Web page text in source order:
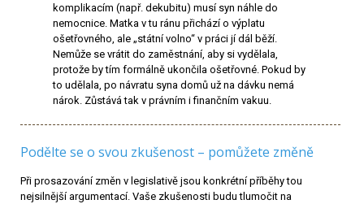
komplikacím (např. dekubitu) musí syn náhle do
nemocnice. Matka v tu ránu přichází o výplatu
ošetřovného, ale „státní volno“ v práci jí dál běží.
Nemůže se vrátit do zaměstnání, aby si vydělala,
protože by tím formálně ukončila ošetřovné. Pokud by
to udělala, po návratu syna domů už na dávku nemá
nárok. Zůstává tak v právním i finančním vakuu.
Podělte se o svou zkušenost – pomůžete změně
Při prosazování změn v legislativě jsou konkrétní příběhy tou
nejsilnější argumentací. Vaše zkušenosti budu tlumočit na